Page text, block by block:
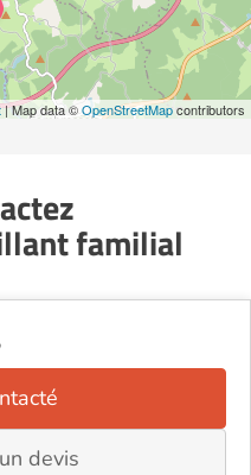
| Map data ©OpenStreetMapcontributors
familial
devis